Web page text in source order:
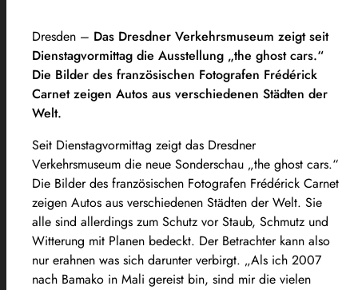
Dresden – Das Dresdner Verkehrsmuseum zeigt seit
Dienstagvormittag die Ausstellung „the ghost cars.“
Die Bilder des französischen Fotografen Frédérick
Carnet zeigen Autos aus verschiedenen Städten der
Welt.
Seit Dienstagvormittag zeigt das Dresdner
Verkehrsmuseum die neue Sonderschau „the ghost cars.“
Die Bilder des französischen Fotografen Frédérick Carnet
zeigen Autos aus verschiedenen Städten der Welt. Sie
alle sind allerdings zum Schutz vor Staub, Schmutz und
Witterung mit Planen bedeckt. Der Betrachter kann also
nur erahnen was sich darunter verbirgt. „Als ich 2007
nach Bamako in Mali gereist bin, sind mir die vielen